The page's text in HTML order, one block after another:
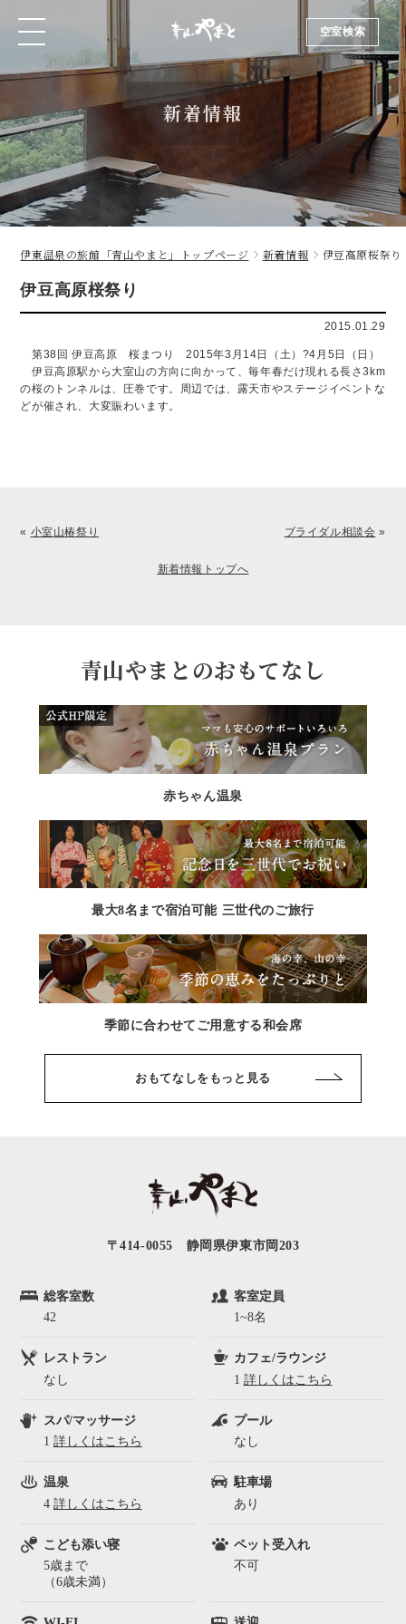
空室検索
空室検索
新着情報
伊東温泉の旅館「青山やまと」トップページ 新着情報 伊豆高原桜祭り
伊豆高原桜祭り
2015.01.29
第38回 伊豆高原 桜まつり 2015年3月14日（土）?4月5日（日）
伊豆高原駅から大室山の方向に向かって、毎年春だけ現れる長さ3km
の桜のトンネルは、圧巻です。周辺では、露天市やステージイベントな
どが催され、大変賑わいます。
« 小室山椿祭り
新着情報トップへ
ブライダル相談会 »
青山やまとのおもてなし
赤ちゃん温泉
最大8名まで宿泊可能 三世代のご旅行
季節に合わせてご用意する和会席
おもてなしをもっと見る
〒414-0055 静岡県伊東市岡203
総客室数
42
客室定員
1~8名
レストラン
なし
カフェ/ラウンジ
1 詳しくはこちら
スパ/マッサージ
1 詳しくはこちら
プール
なし
温泉
4 詳しくはこちら
駐車場
あり
こども添い寝
5歳まで
（6歳未満）
ペット受入れ
不可